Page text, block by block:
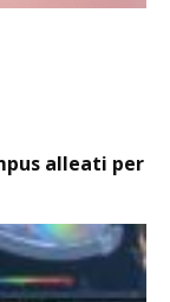
alleati per